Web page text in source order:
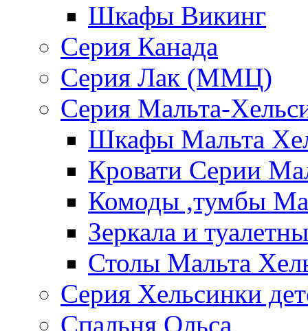
Шкафы Викинг
Серия Канада
Серия Лак (ММЦ)
Серия Мальта-
Шкафы Мальта
Кровати Серии
Комоды ,тумбы
Зеркала и
Столы Мальта
Серия Хельсинки
Спальня Ольса